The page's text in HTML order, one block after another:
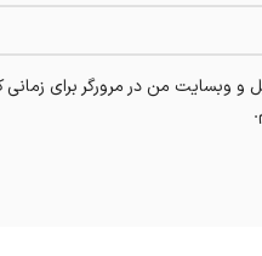
و وبسایت من در مرورگر برای زمانی